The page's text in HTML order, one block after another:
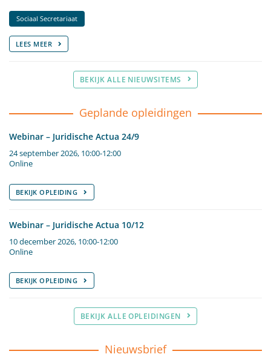
Sociaal Secretariaat
LEES MEER
BEKIJK ALLE NIEUWSITEMS
Geplande opleidingen
Webinar – Juridische Actua 24/9
24 september 2026, 10:00-12:00
Online
BEKIJK OPLEIDING
Webinar – Juridische Actua 10/12
10 december 2026, 10:00-12:00
Online
BEKIJK OPLEIDING
BEKIJK ALLE OPLEIDINGEN
Nieuwsbrief